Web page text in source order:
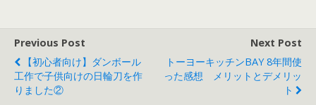
Previous Post
【初心者向け】ダンボール
工作で子供向けの日輪刀を作
りました②
Next Post
トーヨーキッチンBAY 8年間使
った感想 メリットとデメリッ
ト